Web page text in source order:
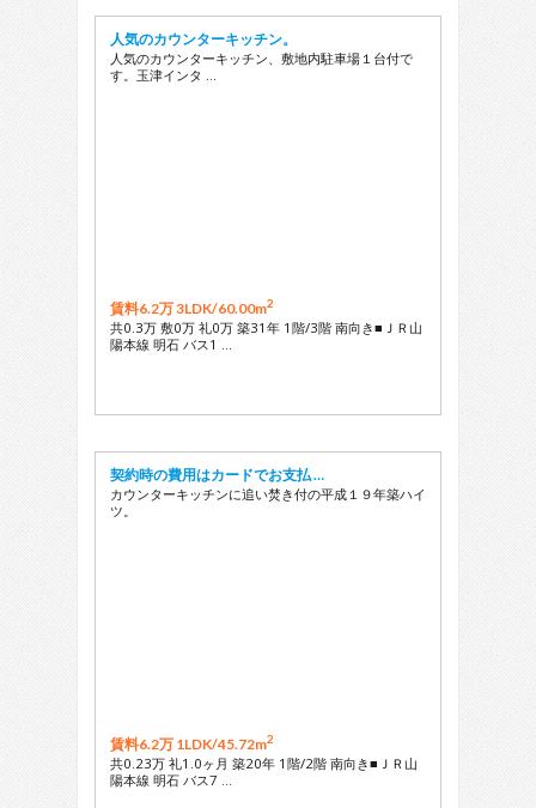
人気のカウンターキッチン。
人気のカウンターキッチン、敷地内駐車場１台付で
す。玉津インタ …
賃料6.2万 3LDK/60.00m2
共0.3万 敷0万 礼0万 築31年 1階/3階 南向き■ＪＲ山
陽本線 明石 バス1 …
契約時の費用はカードでお支払 …
カウンターキッチンに追い焚き付の平成１９年築ハイ
ツ。
賃料6.2万 1LDK/45.72m2
共0.23万 礼1.0ヶ月 築20年 1階/2階 南向き■ＪＲ山
陽本線 明石 バス7 …